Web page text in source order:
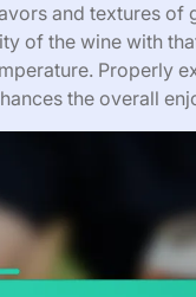
and textures of
of the wine with
Properly
the overall